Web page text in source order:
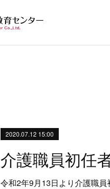
2020.07.12 15:00
介護職員初任
令和2年9月13日より介護職